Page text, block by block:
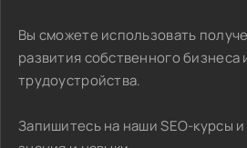
Вы сможете использовать
развития собственного бизнеса
трудоустройства.
Запишитесь на наши SEO-курсы